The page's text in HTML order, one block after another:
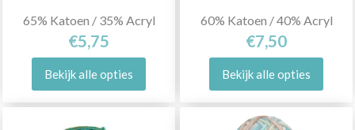
65% Katoen / 35% Acryl
€5,75
Bekijk alle opties
60% Katoen / 40% Acryl
€7,50
Bekijk alle opties